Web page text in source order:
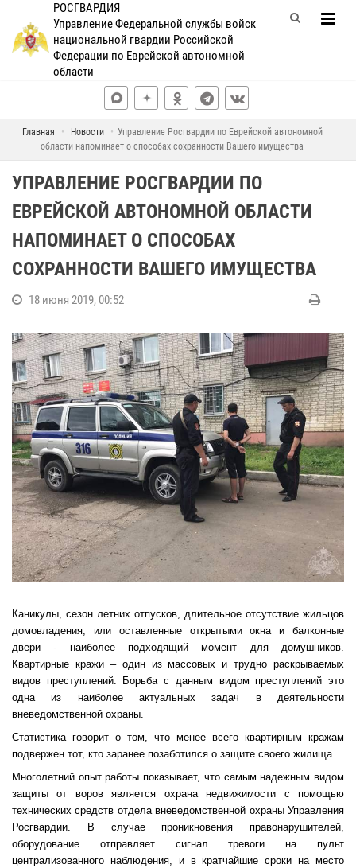
РОСГВАРДИЯ
Управление Федеральной службы войск
национальной гвардии Российской
Федерации по Еврейской автономной
области
Главная Новости
Управление Росгвардии по Еврейской автономной
области напоминает о способах сохранности Вашего имущества
УПРАВЛЕНИЕ РОСГВАРДИИ ПО
ЕВРЕЙСКОЙ АВТОНОМНОЙ ОБЛАСТИ
НАПОМИНАЕТ О СПОСОБАХ
СОХРАННОСТИ ВАШЕГО ИМУЩЕСТВА
18 июня 2019, 00:52
Каникулы, сезон летних отпусков, длительное отсутствие жильцов
домовладения, или оставленные открытыми окна и балконные
двери - наиболее подходящий момент для домушников.
Квартирные кражи – один из массовых и трудно раскрываемых
видов преступлений. Борьба с данным видом преступлений это
одна из наиболее актуальных задач в деятельности
вневедомственной охраны.
Статистика говорит о том, что менее всего квартирным кражам
подвержен тот, кто заранее позаботился о защите своего жилища.
Многолетний опыт работы показывает, что самым надежным видом
защиты от воров является охрана недвижимости с помощью
технических средств отдела вневедомственной охраны Управления
Росгвардии. В случае проникновения правонарушителей,
оборудование отправляет сигнал тревоги на пульт
централизованного наблюдения, и в кратчайшие сроки на место